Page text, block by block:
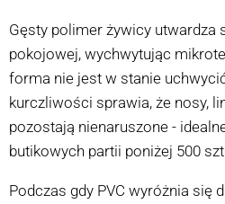
Gęsty polimer żywicy utwardza
pokojowej, wychwytując
forma nie jest w stanie
kurczliwości sprawia, że nosy,
pozostają nienaruszone -
butikowych partii poniżej 500
Podczas gdy PVC wyróżnia się